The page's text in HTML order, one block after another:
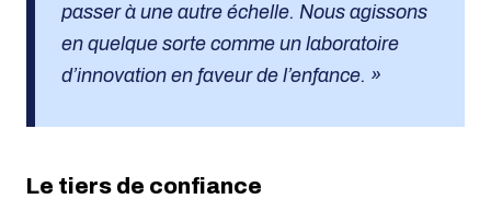
passer à une autre échelle. Nous agissons
en quelque sorte comme un laboratoire
d’innovation en faveur de l’enfance. »
Le tiers de confiance